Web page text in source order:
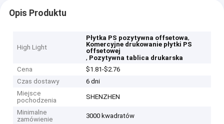
Opis Produktu
High Light
Płytka PS pozytywna offsetowa,
Komercyjne drukowanie płytki PS
offsetowej
, Pozytywna tablica drukarska
Cena
$1.81-$2.76
Czas dostawy
6 dni
Miejsce
pochodzenia
SHENZHEN
Minimalne
zamówienie
3000 kwadratów